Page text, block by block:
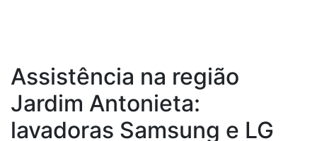
Assistência na região
Jardim Antonieta:
lavadoras Samsung e LG